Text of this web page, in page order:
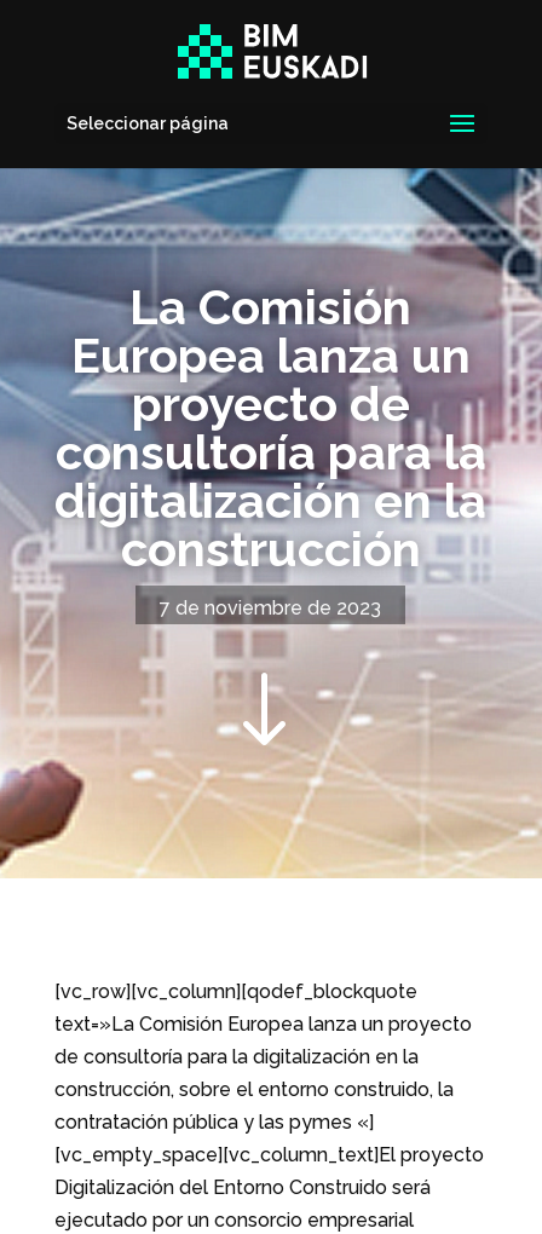
Seleccionar página
La Comisión
Europea lanza un
proyecto de
consultoría para la
digitalización en la
construcción
7 de noviembre de 2023
"
[vc_row][vc_column][qodef_blockquote
text=»La Comisión Europea lanza un proyecto
de consultoría para la digitalización en la
construcción, sobre el entorno construido, la
contratación pública y las pymes «]
[vc_empty_space][vc_column_text]El proyecto
Digitalización del Entorno Construido será
ejecutado por un consorcio empresarial